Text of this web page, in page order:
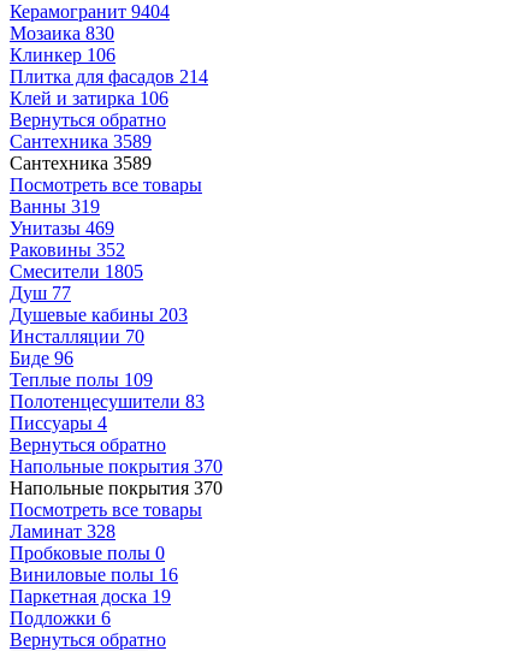
Керамогранит 9404
Мозаика 830
Клинкер 106
Плитка для фасадов 214
Клей и затирка 106
Вернуться обратно
Сантехника 3589
Сантехника 3589
Посмотреть все товары
Ванны 319
Унитазы 469
Раковины 352
Смесители 1805
Душ 77
Душевые кабины 203
Инсталляции 70
Биде 96
Теплые полы 109
Полотенцесушители 83
Писсуары 4
Вернуться обратно
Напольные покрытия 370
Напольные покрытия 370
Посмотреть все товары
Ламинат 328
Пробковые полы 0
Виниловые полы 16
Паркетная доска 19
Подложки 6
Вернуться обратно